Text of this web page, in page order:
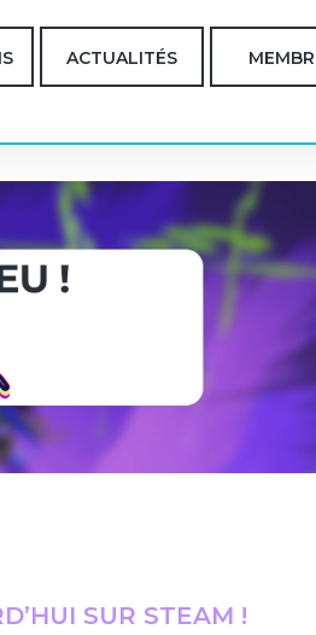
ACTUALITÉS
SUR STEAM !